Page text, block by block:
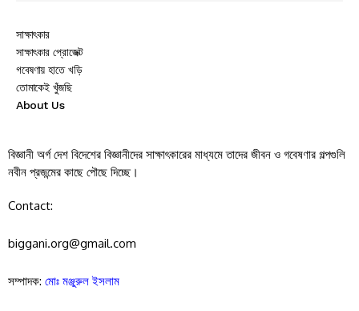
সাক্ষাৎকার
সাক্ষাৎকার প্রোজেক্ট
গবেষণায় হাতে খড়ি
তোমাকেই খুঁজছি
About Us
বিজ্ঞানী অর্গ দেশ বিদেশের বিজ্ঞানীদের সাক্ষাৎকারের মাধ্যমে তাদের জীবন ও গবেষণার গল্পগুলি
নবীন প্রজন্মের কাছে পৌছে দিচ্ছে।
Contact:
biggani.org@gmail.com
সম্পাদক: মোঃ মঞ্জুরুল ইসলাম